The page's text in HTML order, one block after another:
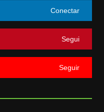
Conectar
Segui
Seguir